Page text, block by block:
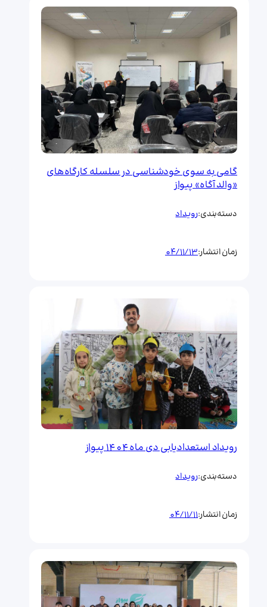
گامی به سوی خودشناسی در سلسله کارگاه‌های
«والد آگاه» پیواز
دسته‌بندی:رویداد
زمان انتشار:04/11/13
رویداد استعدادیابی دی ماه 1404 پیواز
دسته‌بندی:رویداد
زمان انتشار:04/11/11